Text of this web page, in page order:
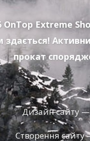
OnTop Extreme
здається!
прокат
Дизайн сайту
Створення сайту